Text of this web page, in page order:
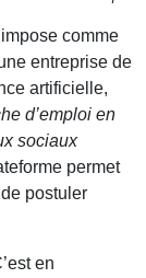
comme
entreprise de
artificielle,
d’emploi en
sociaux
permet
postuler
en